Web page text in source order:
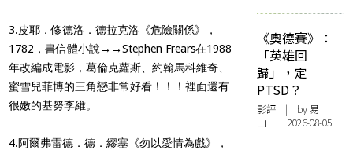
3.皮耶．修德洛．德拉克洛《危險關係》，
1782，書信體小說→→Stephen Frears在1988
年改編成電影，葛倫克蘿斯、約翰馬科維奇、
蜜雪兒菲博的三角戀非常好看！！！裡面還有
很嫩的基努李維。
4.阿爾弗雷德．德．繆塞《勿以愛情為戲》，
《奧德賽》：
「英雄回
歸」，定
PTSD？
影評 | by 易
山 | 2026-08-05